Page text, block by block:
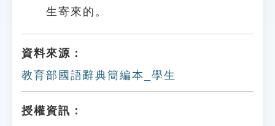
生寄來的。
資料來源：
教育部國語辭典簡編本_學生
授權資訊：